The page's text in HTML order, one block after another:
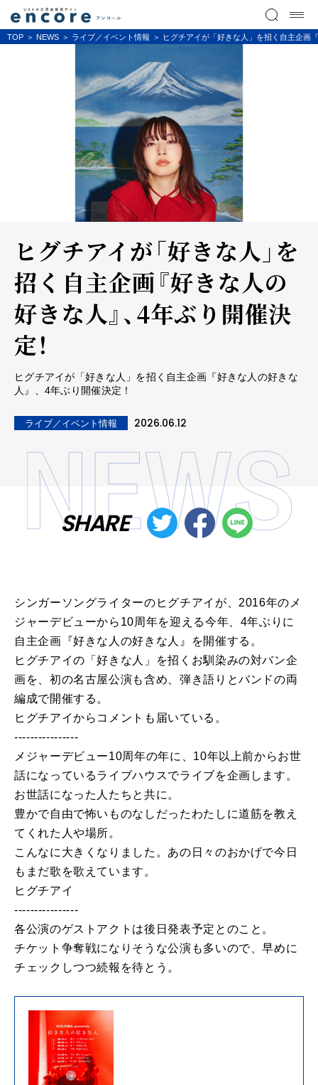
TOP NEWS ライブ／イベント情報 ヒグチアイが「好きな人」を招く自主企画
ヒグチアイが「好きな人」を
招く自主企画『好きな人の
好きな人』、4年ぶり開催決
定！
ヒグチアイが「好きな人」を招く自主企画『好きな人の好きな
人』、4年ぶり開催決定！
ライブ／イベント情報 2026.06.12
SHARE
シンガーソングライターの ヒグチアイ が 2016年の メ
ジャーデビューから10周年を迎える今年 4年ぶり に
自主企画 『好き な 人 の好き な 人 』 を開催する。
ヒグチアイの 「好き な 人 」 を招く お馴染みの対バン企
画を 初の名古屋公演も含め、弾き語りとバンドの両
編成で開催する。
ヒグチアイからコメントも届いている。
----------------
メジャーデビュー10周年の年に、 10年以上前からお世
話にな っているライブハウスでライブを企画 します。
お世話に なった 人 たちと共に。
豊かで自由で怖いものな しだったわたしに道筋を教え
てくれた 人や場所。
こんなに大きく な りました。 あの 日々 のおかげで今日
もまだ歌 を歌えています。
ヒグチアイ
----------------
各公演のゲストアクトは後日発表予定と のこと。
チケット争奪戦に な りそう な公演も多いので、早めに
チェックしつつ続報 を待とう。